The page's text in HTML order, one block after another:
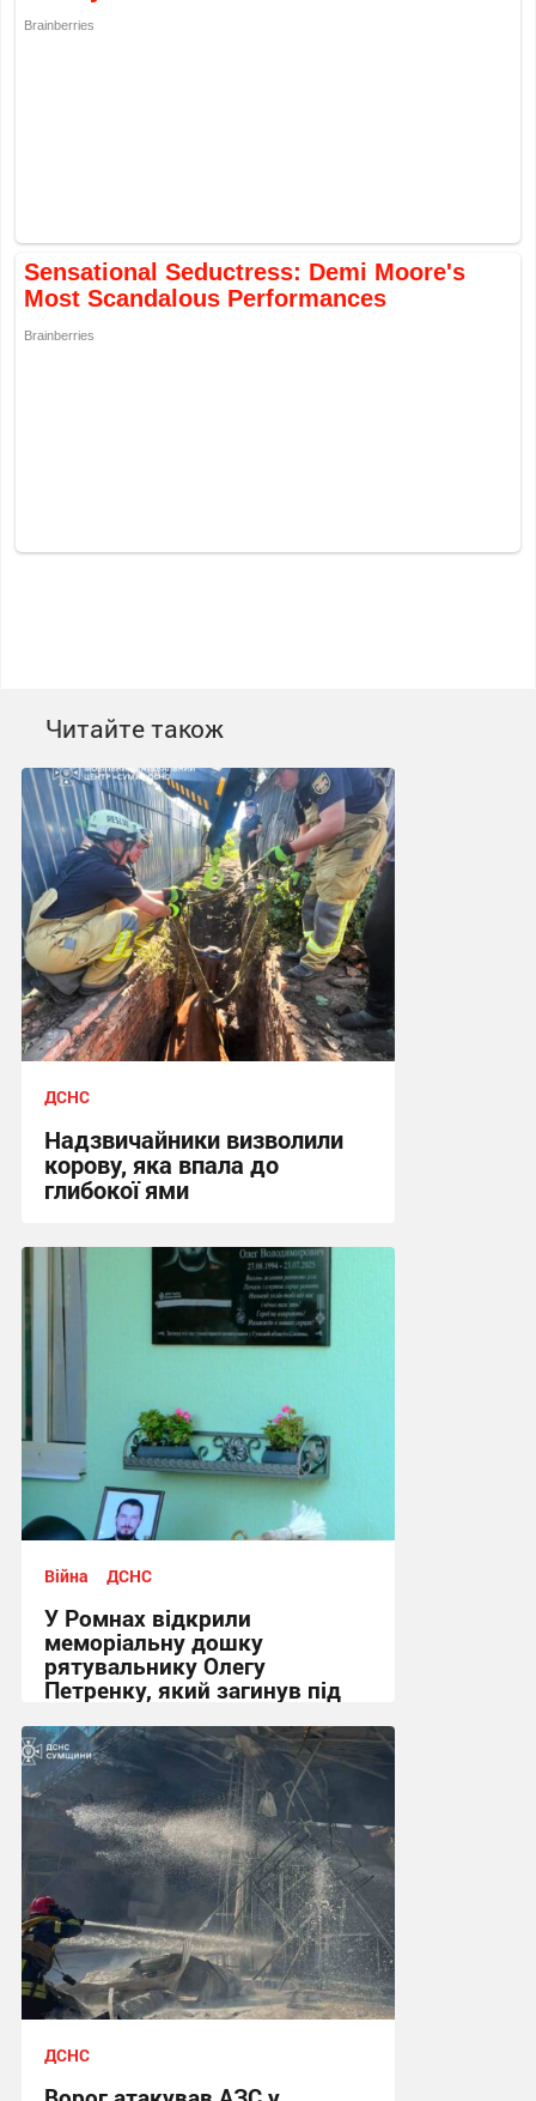
Читайте також
ДСНС
Надзвичайники визволили
корову, яка впала до
глибокої ями
Війна ДСНС
У Ромнах відкрили
меморіальну дошку
рятувальнику Олегу
Петренку, який загинув під
10:00, 24.07.2026
ДСНС